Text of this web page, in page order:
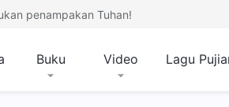
penampakan Tuhan!
Buku Video Lagu